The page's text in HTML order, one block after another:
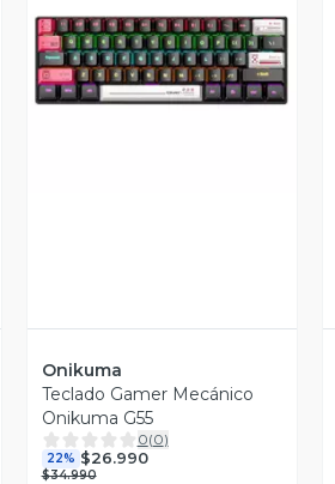
Vista Previa
Onikuma
Teclado Gamer Mecánico
Onikuma G55
0(0)
22% $26.990
$34.990